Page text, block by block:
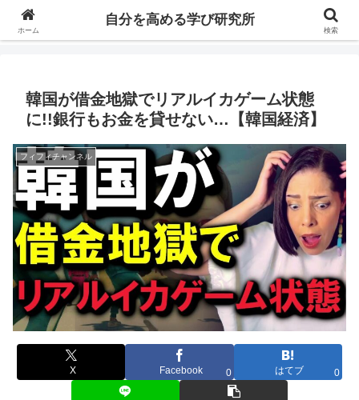
自分の価値を高めるための学びについて研究し、セミナーや情報（ブログ、動
韓国が借金地獄でリアルイカゲーム状態
に!!銀行もお金を貸せない…【韓国経済】
フィフィチャンネル
X Facebook 0 はてブ 0
ホーム
自分を高める学び研究所
検索